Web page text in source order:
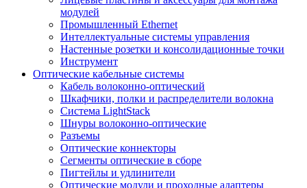
модулей
Промышленный Ethernet
Интеллектуальные системы управления
Настенные розетки и консолидационные точки
Инструмент
Оптические кабельные системы
Кабель волоконно-оптический
Шкафчики, полки и распределители волокна
Система LightStack
Шнуры волоконно-оптические
Разъемы
Оптические коннекторы
Сегменты оптические в сборе
Пигтейлы и удлинители
Оптические модули и проходные адаптеры